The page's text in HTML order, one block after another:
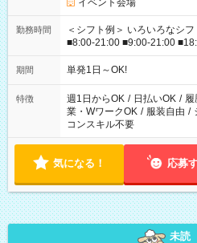
イベント会場
勤務時間
＜シフト例＞ いろいろなシ
■8:00-21:00 ■9:00-21:00
期間 単発1日～OK!
特徴 週1日からOK / 日払いOK / 履
業・WワークOK / 服装自由 /
コンスキル不要
気になる！ 応募
未読